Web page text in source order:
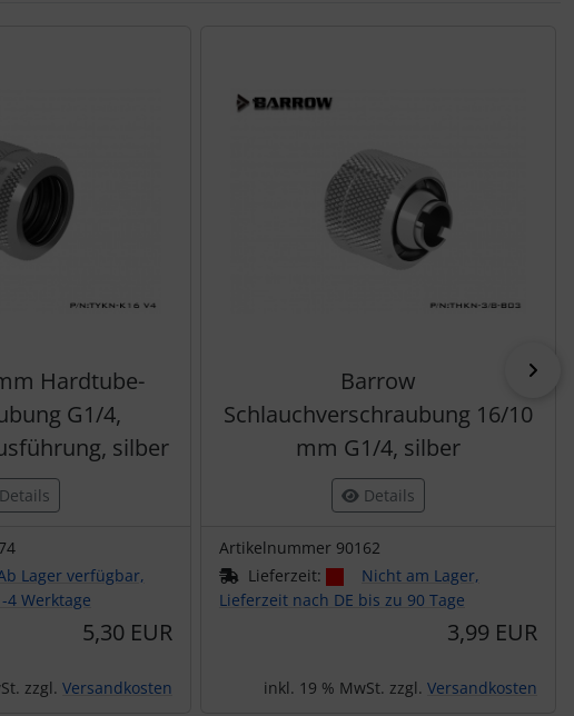
Hardtube-
G1/4,
silber
Lager verfügbar,
4 Werktage
5,30 EUR
zzgl. Versandkosten
Barrow
Schlauchverschraubung 16/10
mm G1/4, silber
Details
Artikelnummer 90162
Lieferzeit:
Nicht am Lager,
Lieferzeit nach DE bis zu 90 Tage
3,99 EUR
inkl. 19 % MwSt. zzgl. Versandkosten